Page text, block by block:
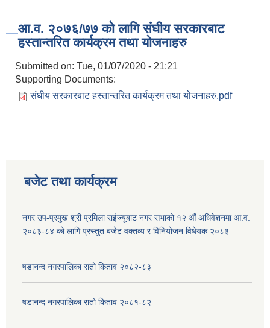
आ.व. २०७६/७७ को लागि संघीय सरकारबाट
हस्तान्तरित कार्यक्रम तथा योजनाहरु
Submitted on: Tue, 01/07/2020 - 21:21
Supporting Documents:
संघीय सरकारबाट हस्तान्तरित कार्यक्रम तथा योजनाहरु.pdf
बजेट तथा कार्यक्रम
नगर उप-प्रमुख श्री प्रमिला राईज्यूबाट नगर सभाको १२ ‍औं अधिवेशनमा आ.व.
२०८३-८४ को लागि प्रस्तुत बजेट वक्तव्य र विनियोजन विधेयक २०८३
षडानन्द नगरपालिका रातो किताव २०८२-८३
षडानन्द नगरपालिका रातो किताव २०८१-८२